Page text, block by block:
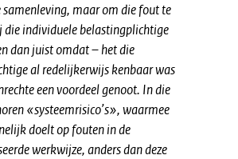
samenleving, maar om die fout te
die individuele belastingplichtige
dan juist omdat – het die
al redelijkerwijs kenbaar was
een voordeel genoot. In die
«systeemrisico’s», waarmee
doelt op fouten in de
werkwijze, anders dan deze